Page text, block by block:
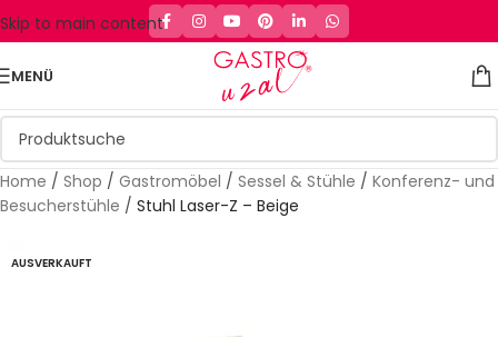
Skip to main content
MENÜ
Home / Shop / Gastromöbel / Sessel & Stühle / Konferenz- und
Besucherstühle / Stuhl Laser-Z – Beige
AUSVERKAUFT